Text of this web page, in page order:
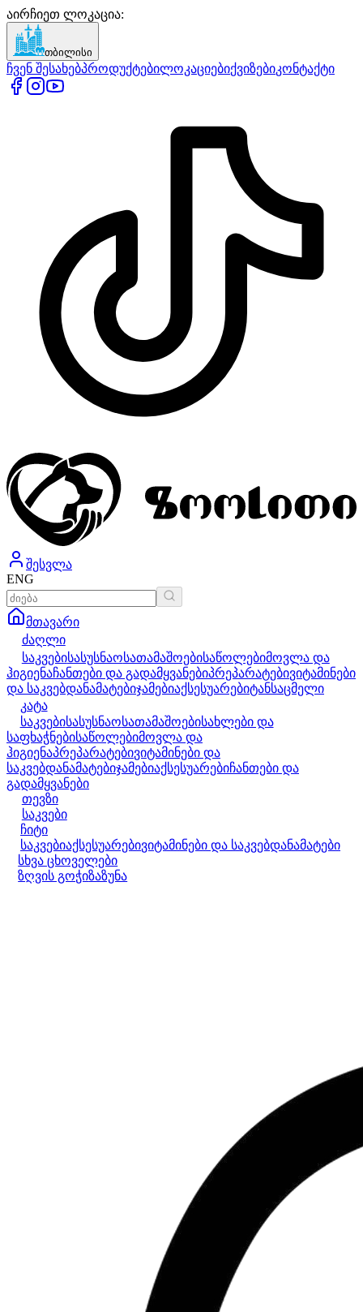
აირჩიეთ ლოკაცია:
თბილისი
ჩვენ შესახებპროდუქტებილოკაციებიქვიზებიკონტაქტი
შესვლა
ENG
მთავარი
ძაღლი
საკვებისასუსნაოსათამაშოებისაწოლებიმოვლა და
ჰიგიენაჩანთები და გადამყვანებიპრეპარატებივიტამინები
და საკვებდანამატებიჯამებიაქსესუარებიტანსაცმელი
კატა
საკვებისასუსნაოსათამაშოებისახლები და
საფხაჭნებისაწოლებიმოვლა და
ჰიგიენაპრეპარატებივიტამინები და
საკვებდანამატებიჯამებიაქსესუარებიჩანთები და
გადამყვანები
თევზი
საკვები
ჩიტი
საკვებიაქსესუარებივიტამინები და საკვებდანამატები
სხვა ცხოველები
ზღვის გოჭიზაზუნა